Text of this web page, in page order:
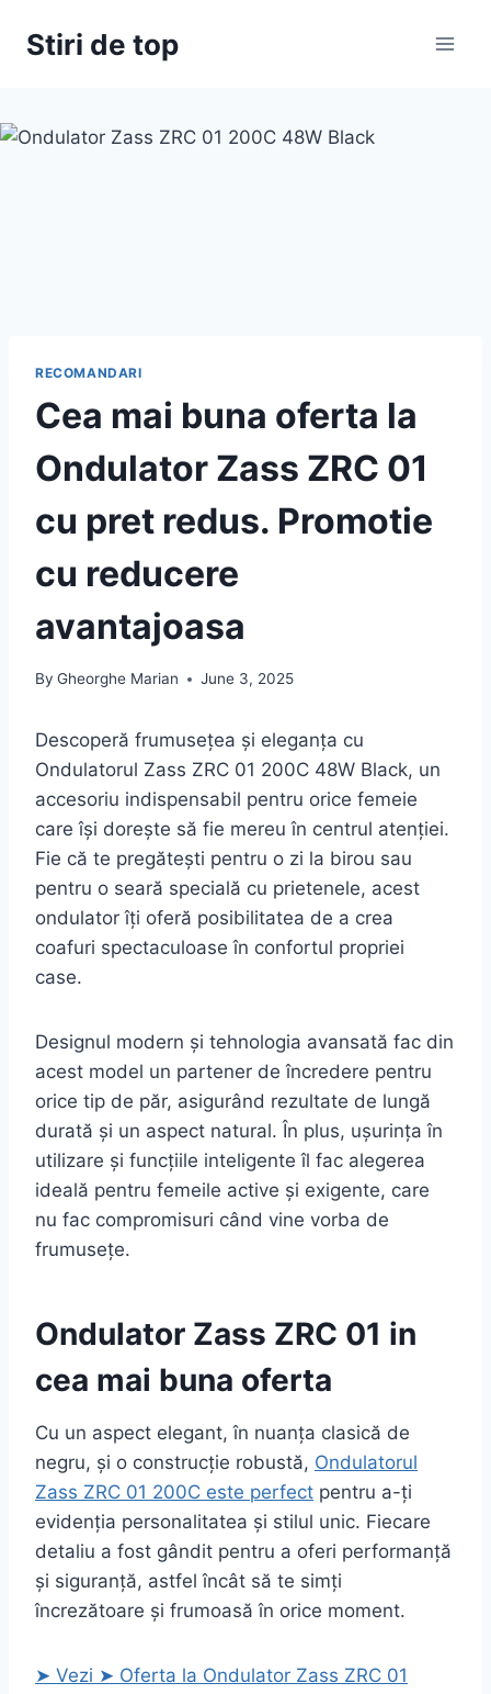
Stiri de top
RECOMANDARI
Cea mai buna oferta la
Ondulator Zass ZRC 01
cu pret redus. Promotie
cu reducere
avantajoasa
By Gheorghe Marian June 3, 2025
Descoperă frumusețea și eleganța cu
Ondulatorul Zass ZRC 01 200C 48W Black, un
accesoriu indispensabil pentru orice femeie
care își dorește să fie mereu în centrul atenției.
Fie că te pregătești pentru o zi la birou sau
pentru o seară specială cu prietenele, acest
ondulator îți oferă posibilitatea de a crea
coafuri spectaculoase în confortul propriei
case.
Designul modern și tehnologia avansată fac din
acest model un partener de încredere pentru
orice tip de păr, asigurând rezultate de lungă
durată și un aspect natural. În plus, ușurința în
utilizare și funcțiile inteligente îl fac alegerea
ideală pentru femeile active și exigente, care
nu fac compromisuri când vine vorba de
frumusețe.
Ondulator Zass ZRC 01 in
cea mai buna oferta
Cu un aspect elegant, în nuanța clasică de
negru, și o construcție robustă, Ondulatorul
Zass ZRC 01 200C este perfect pentru a-ți
evidenția personalitatea și stilul unic. Fiecare
detaliu a fost gândit pentru a oferi performanță
și siguranță, astfel încât să te simți
încrezătoare și frumoasă în orice moment.
➤ Vezi ➤ Oferta la Ondulator Zass ZRC 01